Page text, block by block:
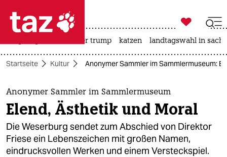
 taz zahl ich
taz zahl ich
themen
politik
öko

taz zahl ich
usa unter trump katzen landtagswahl in
Startseite Kultur Anonymer Sammler im Sammlermuseum:
Anonymer Sammler im Sammlermuseum
Elend, Ästhetik und Moral
Die Weserburg sendet zum Abschied von Direktor
Friese ein Lebenszeichen mit großen Namen,
eindrucksvollen Werken und einem Versteckspiel.